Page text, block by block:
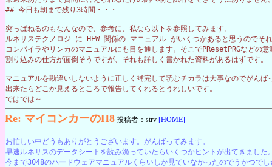
## 今日も朝まで残り3時間・・・
突っぱねるのもなんなので、参考に、私なら以下を参照してみます。
ルネサステクノロジ に HEW 関係の マニュアル がいくつかあると思うのでそ
コンパイラやリンカのマニュアルにも目を通します。そこでPResetPRGなどの
割り込みの仕方が面倒そうですが、それも詳しく書かれた資料があるはずです。
マニュアルを勘違いしないように正しく補完して読むチカラは大事なのでがんば
出来たらどこか見えるところで報告してくれるとうれしいです。
ではでは～
Re: マイコンカーのH8 投稿者：strv [HOME]
お忙しい中どうもありがとうございます。がんばってみます。
早速ルネサスのデータシートを読み漁っていたらいくつかヒントが出てきました
今まで3048のハードウェアマニュアルくらいしか見ていなかったのでうかつでし